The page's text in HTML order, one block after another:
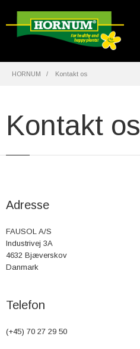
HORNUM Kontakt os
Kontakt os
Adresse
FAUSOL A/S
Industrivej 3A
4632 Bjæverskov
Danmark
Telefon
(+45) 70 27 29 50